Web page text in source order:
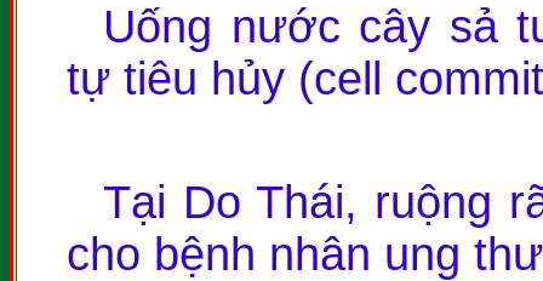
Uống nước cây sả
tự tiêu hủy (cell
Tại Do Thái, ruộng
cho bệnh nhân ung